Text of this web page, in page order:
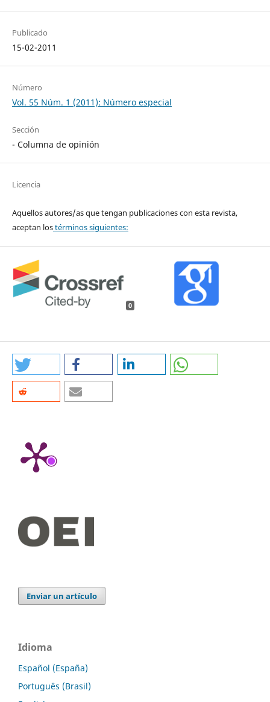
Publicado
15-02-2011
Número
Vol. 55 Núm. 1 (2011): Número especial
Sección
- Columna de opinión
Licencia
Aquellos autores/as que tengan publicaciones con esta revista,
aceptan lostérminos siguientes:
0
Enviar un artículo
Idioma
Español (España)
Português (Brasil)